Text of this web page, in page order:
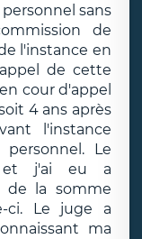
sans
de
l'instance en
de cette
cour d'appel
4 ans après
l'instance
Le
et j'ai eu a
de la somme
ci. Le juge a
ma